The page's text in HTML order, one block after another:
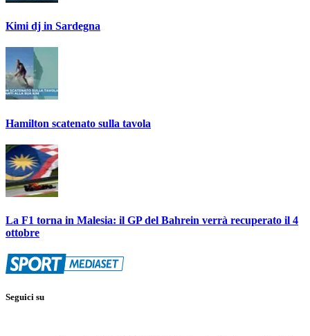
Kimi dj in Sardegna
Hamilton scatenato sulla tavola
La F1 torna in Malesia: il GP del Bahrein verrà recuperato il 4
ottobre
Seguici su